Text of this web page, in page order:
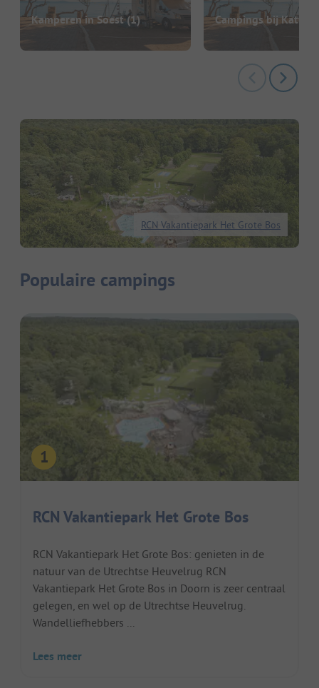
Kamperen in Soest(1) Campings bij Katwijk
RCN Vakantiepark Het Grote Bos
Populaire campings
RCN Vakantiepark Het Grote Bos
RCN Vakantiepark Het Grote Bos: genieten in de
natuur van de Utrechtse Heuvelrug RCN
Vakantiepark Het Grote Bos in Doorn is zeer centraal
gelegen, en wel op de Utrechtse Heuvelrug.
Wandelliefhebbers ...
Lees meer